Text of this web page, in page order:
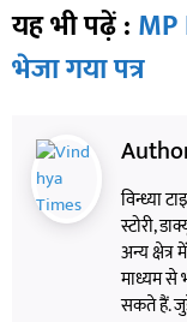
यह भी पढ़ें : MP
भेजा गया पत्र
विन्ध्या
स्टोरी,
अन्य
माध्यम से
सकते हैं.